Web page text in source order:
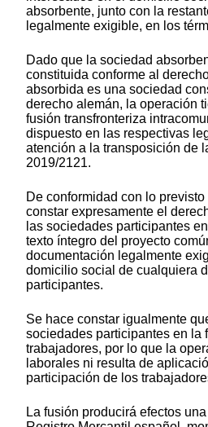
absorbente, junto con la
legalmente exigible, en los
Dado que la sociedad
constituida conforme al
absorbida es una sociedad
derecho alemán, la operación
fusión transfronteriza
dispuesto en las respectivas
atención a la transposición de
2019/2121.
De conformidad con lo
constar expresamente el
las sociedades participantes
texto íntegro del proyecto
documentación legalmente
domicilio social de cualquiera
participantes.
Se hace constar igualmente
sociedades participantes en la
trabajadores, por lo que la
laborales ni resulta de
participación de los
La fusión producirá efectos